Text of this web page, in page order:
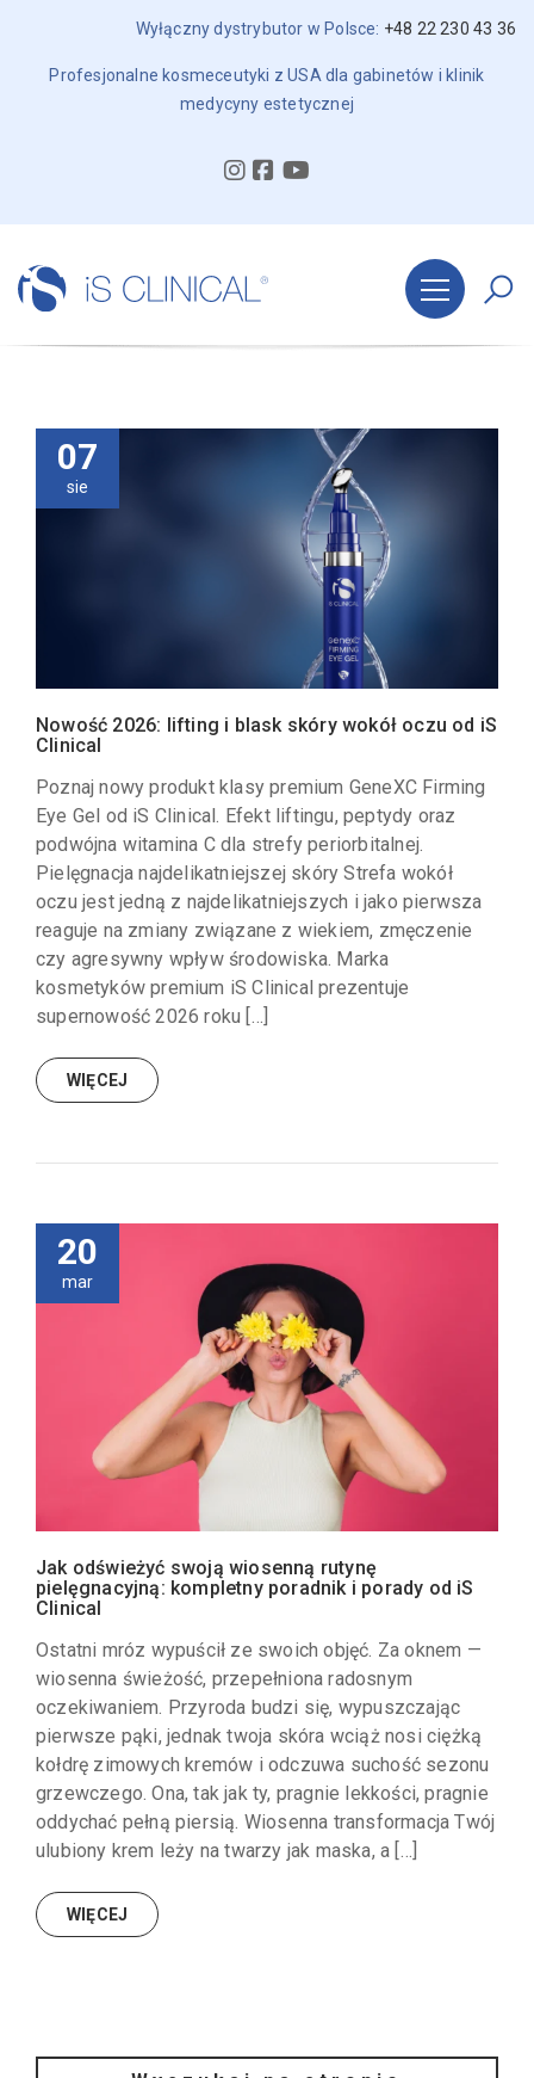
Wyłączny dystrybutor w Polsce: +48 22 230 43 36
Profesjonalne kosmeceutyki z USA dla gabinetów i klinik
medycyny estetycznej
07
sie
Nowość 2026: lifting i blask skóry wokół oczu od iS
Clinical
Poznaj nowy produkt klasy premium GeneXC Firming
Eye Gel od iS Clinical. Efekt liftingu, peptydy oraz
podwójna witamina C dla strefy periorbitalnej.
Pielęgnacja najdelikatniejszej skóry Strefa wokół
oczu jest jedną z najdelikatniejszych i jako pierwsza
reaguje na zmiany związane z wiekiem, zmęczenie
czy agresywny wpływ środowiska. Marka
kosmetyków premium iS Clinical prezentuje
supernowość 2026 roku […]
WIĘCEJ
20
mar
Jak odświeżyć swoją wiosenną rutynę
pielęgnacyjną: kompletny poradnik i porady od iS
Clinical
Ostatni mróz wypuścił ze swoich objęć. Za oknem —
wiosenna świeżość, przepełniona radosnym
oczekiwaniem. Przyroda budzi się, wypuszczając
pierwsze pąki, jednak twoja skóra wciąż nosi ciężką
kołdrę zimowych kremów i odczuwa suchość sezonu
grzewczego. Ona, tak jak ty, pragnie lekkości, pragnie
oddychać pełną piersią. Wiosenna transformacja Twój
ulubiony krem leży na twarzy jak maska, a […]
WIĘCEJ